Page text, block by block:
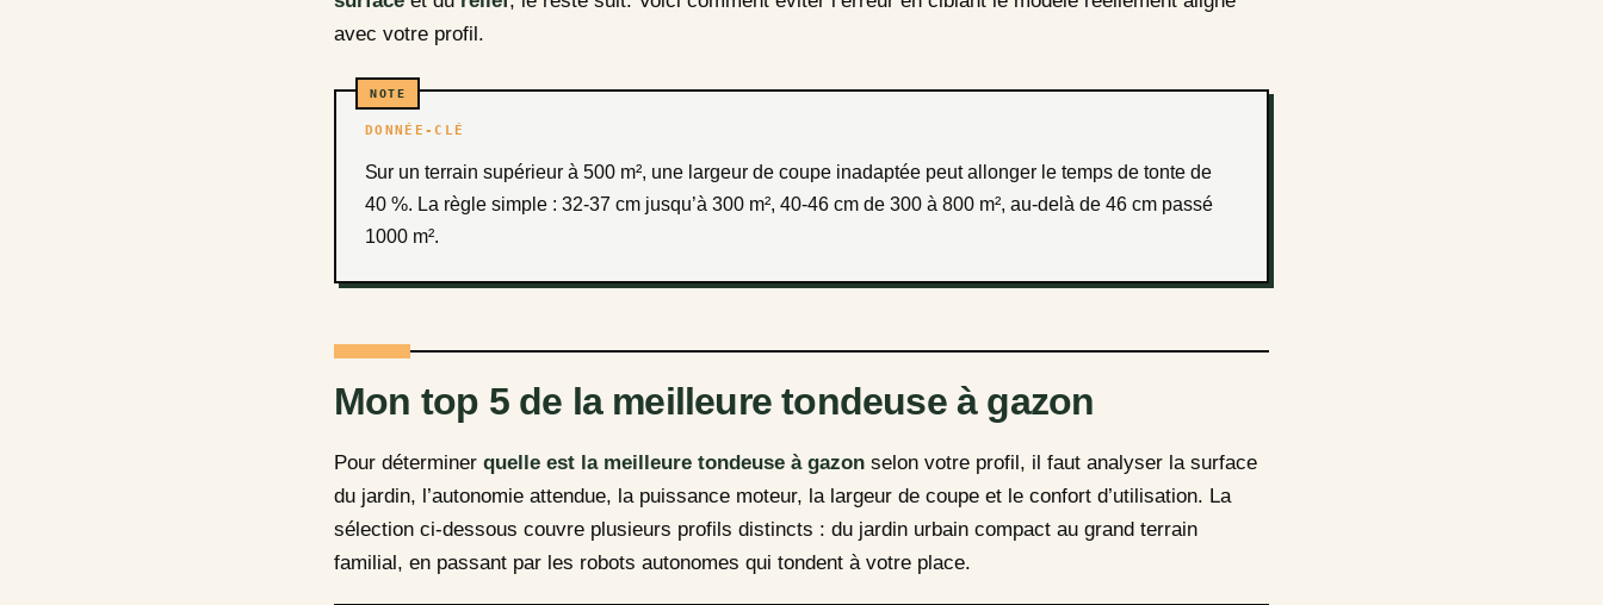
avec votre profil.
DONNÉE-CLÉ
Sur un terrain supérieur à 500 m², une largeur de coupe inadaptée peut allonger le temps de tonte de
40 %. La règle simple : 32-37 cm jusqu’à 300 m², 40-46 cm de 300 à 800 m², au-delà de 46 cm passé
1000 m².
Mon top 5 de la meilleure tondeuse à gazon
Pour déterminer quelle est la meilleure tondeuse à gazon selon votre profil, il faut analyser la surface
du jardin, l’autonomie attendue, la puissance moteur, la largeur de coupe et le confort d’utilisation. La
sélection ci-dessous couvre plusieurs profils distincts : du jardin urbain compact au grand terrain
familial, en passant par les robots autonomes qui tondent à votre place.